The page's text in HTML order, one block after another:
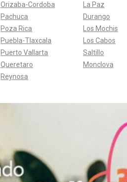
Orizaba-Cordoba
Pachuca
Poza Rica
Puebla-Tlaxcala
Puerto Vallarta
Queretaro
Reynosa
La Paz
Durango
Los Mochis
Los Cabos
Saltillo
Monclova